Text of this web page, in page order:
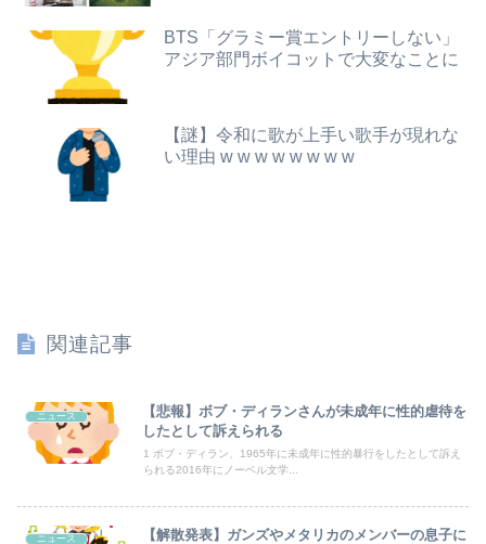
【動画】移民受け入れ派のパヨおば、自分の家に来られたら全力で拒否るｗｗｗｗｗｗｗｗｗｗ
【悲報】ゲーム配信者さん、家賃8万円の部屋で深夜配信→管理会社から厳重注意されてお気持ち表明ｗｗｗ
【朗報】及川光博さん（56）結婚ｗｗｗｗｗ
【悲報】女性「男への最大ダメージはこれ」←お前ら耐えられる？
警察や検察が冤罪率をデータとして公表すべきだと思う
子供がバイトで貯めた資金で旅行中の話だけど、ちょっとお金足りないから貸してくれる？って連絡きた
【画像】まま「なんかプール入ってたら学生にめっちゃ見られたw」
BTS「グラミー賞エントリーしない」
アジア部門ボイコットで大変なことに
【謎】令和に歌が上手い歌手が現れな
い理由 w w w w w w w w
関連記事
ニュース
【悲報】ボブ・ディランさんが未成年に性的虐待を
したとして訴えられる
1 ボブ・ディラン、1965年に未成年に性的暴行をしたとして訴え
られる2016年にノーベル文学...
ニュース 【解散発表】ガンズやメタリカのメンバーの息子に